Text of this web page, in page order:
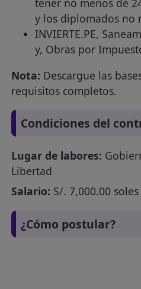
tener no menos de
y los diplomados no
INVIERTE.PE,
y, Obras por
Nota: Descargue las
requisitos completos.
Condiciones del
Lugar de labores:
Libertad
Salario: S/. 7,000.00 soles
¿Cómo postular?